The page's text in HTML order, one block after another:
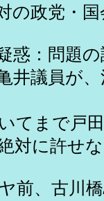
会議員
：問題の
消防議
田に強
せな
前、古川